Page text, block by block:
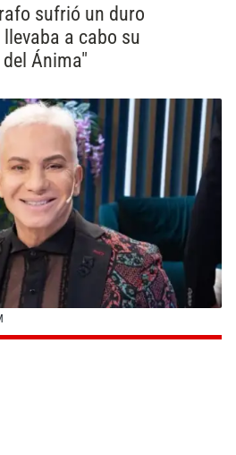
sufrió un duro
a cabo su
Ánima"